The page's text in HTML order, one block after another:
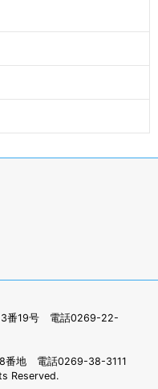
3番19号 電話0269-22-
番地 電話0269-38-3111
Reserved.